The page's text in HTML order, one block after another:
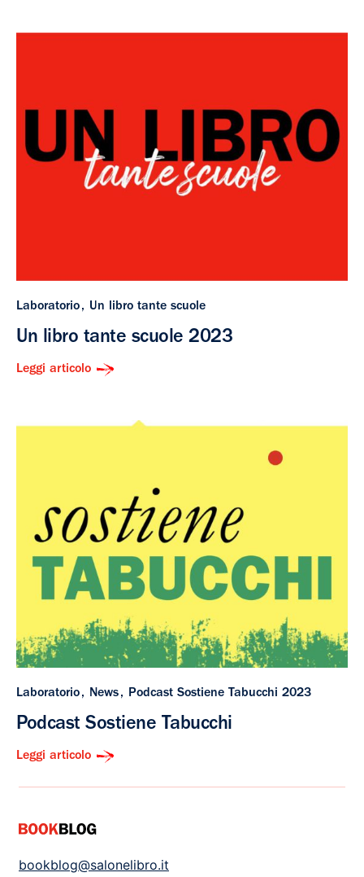
Laboratorio Un libro tante scuole
Un libro tante scuole 2023
Leggi articolo
Laboratorio News Podcast Sostiene Tabucchi 2023
Podcast Sostiene Tabucchi
Leggi articolo
bookblog@salonelibro.it